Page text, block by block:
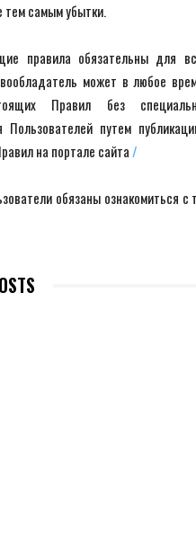
тем самым убытки.
правила обязательны для
может в любое
Правил без
Пользователей путем
на портале сайта/
обязаны ознакомиться